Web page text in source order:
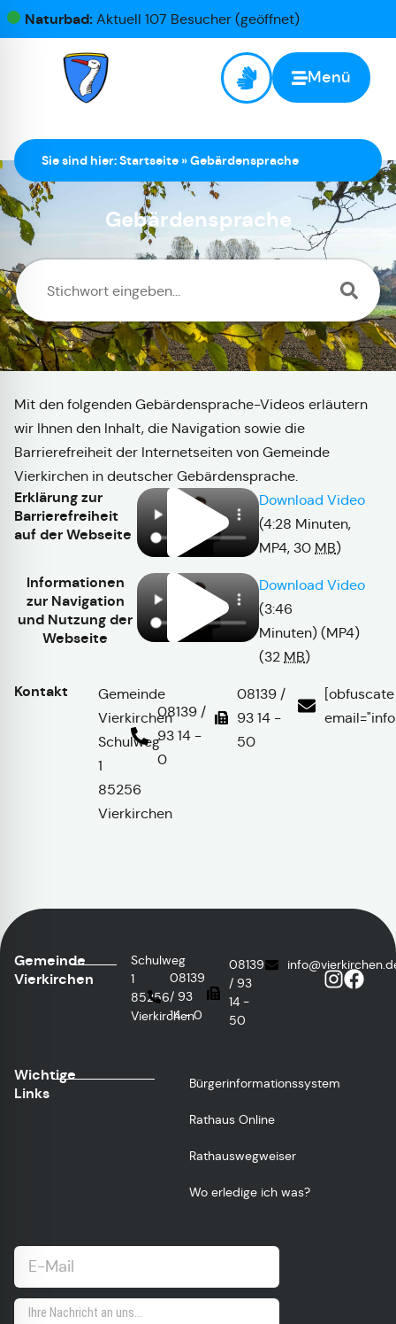
Naturbad: Aktuell 107 Besucher (geöffnet)
Menü
Sie sind hier:Startseite »Gebärdensprache
Gebärdensprache
Mit den folgenden Gebärdensprache-Videos erläutern
wir Ihnen den Inhalt, die Navigation sowie die
Barrierefreiheit der Internetseiten von Gemeinde
Vierkirchen in deutscher Gebärdensprache.
Erklärung zur
Barrierefreiheit
auf der Webseite
Download Video
(4:28 Minuten,
MP4,30 MB)
Informationen
zur Navigation
und Nutzung der
Webseite
Download Video
(3:46
Minuten) (MP4)
(32 MB)
Kontakt
Gemeinde
Vierkirchen
Schulweg
1
85256
Vierkirchen
08139 /
93 14 -
0
08139 /
93 14 -
50
[obfuscate
Gemeinde
Vierkirchen
Schulweg
1
85256
Vierkirchen
08139
/ 93
14 - 0
08139
/ 93
14 -
50
Wichtige
Links
Bürgerinformationssystem
Rathaus Online
Rathauswegweiser
Wo erledige ich was?